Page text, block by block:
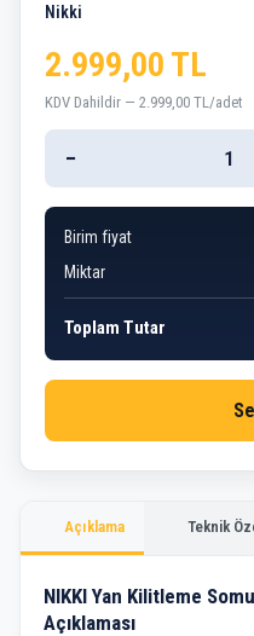
Açıklama Teknik
NIKKI Yan Kilitleme
Açıklaması
Nikki
2.999,00 TL
KDV Dahildir — 2.999,00 TL/adet
−
Birim fiyat
Miktar
Toplam Tutar